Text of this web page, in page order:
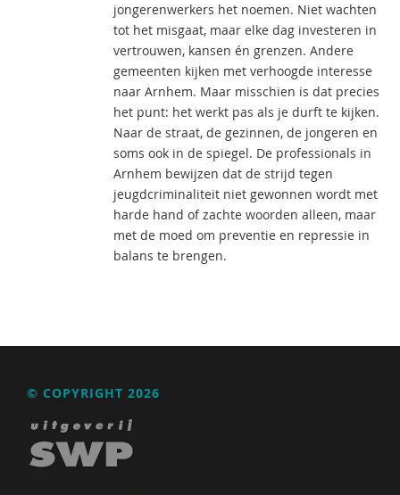
jongerenwerkers het noemen. Niet wachten
tot het misgaat, maar elke dag investeren in
vertrouwen, kansen én grenzen. Andere
gemeenten kijken met verhoogde interesse
naar Arnhem. Maar misschien is dat precies
het punt: het werkt pas als je durft te kijken.
Naar de straat, de gezinnen, de jongeren en
soms ook in de spiegel. De professionals in
Arnhem bewijzen dat de strijd tegen
jeugdcriminaliteit niet gewonnen wordt met
harde hand of zachte woorden alleen, maar
met de moed om preventie en repressie in
balans te brengen.
© COPYRIGHT 2026